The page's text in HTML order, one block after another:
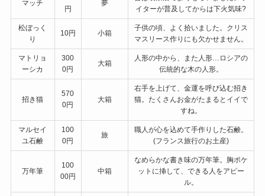
マッチ
円
夢
イターが普及してからは下火気味?
松ぼっく
り
10円 小箱
子供の頃、よく拾いました。クリス
マスリース作りにも欠かせません。
マトリョ
ーシカ
300
0円
大箱
人形の中から、また人形…ロシアの
伝統的な木の人形。
招き猫
570
0円
大箱
右手を上げて、金運を呼び込む招き
猫。たくさんお金がたまるとイイで
すね。
マルセイ
ユ石鹸
100
0円
旅
職人が心を込めて手作りした石鹸。
(フランス旅行のお土産)
万年筆
100
00円
中箱
なめらかな書き味の万年筆。胸ポケ
ットに挿して、できる人をアピー
ル。